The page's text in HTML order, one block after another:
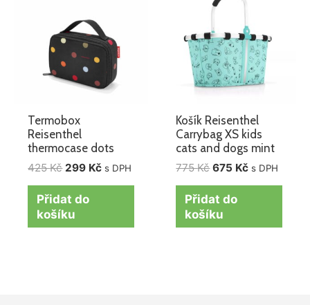
Termobox
Reisenthel
thermocase dots
425Kč 299 Kč s DPH
Přidat do
košíku
Košík Reisenthel
Carrybag XS kids
cats and dogs mint
775Kč 675 Kč s DPH
Přidat do
košíku